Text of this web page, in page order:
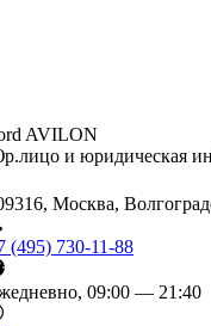
AVILON
и юридическая
Москва,
(495) 730-11-88
09:00 — 21:40